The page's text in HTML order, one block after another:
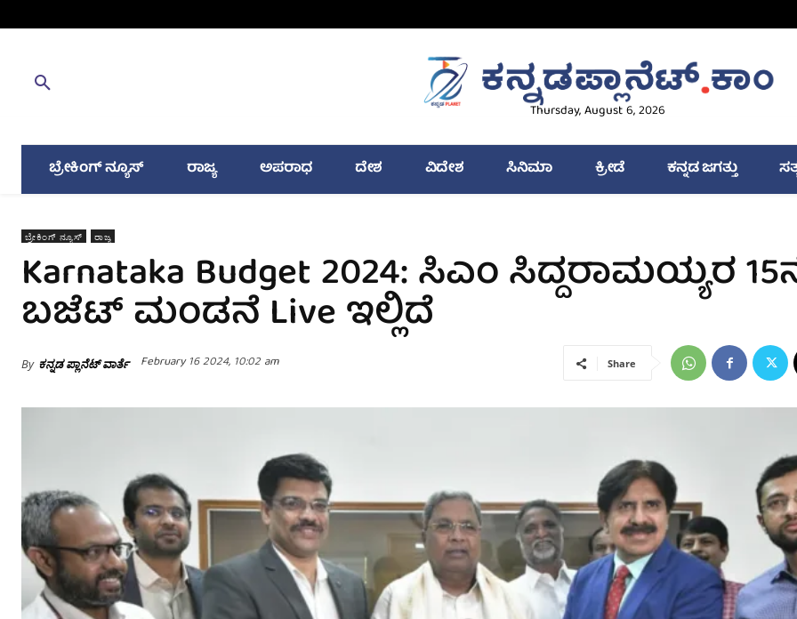
Thursday, August 6, 2026
ಬ್ರೇಕಿಂಗ್ ನ್ಯೂಸ್ ರಾಜ್ಯ ಅಪರಾಧ ದೇಶ ವಿದೇಶ ಸಿನಿಮಾ ಕ್ರೀಡೆ ಕನ್ನಡ ಜಗತ್ತು
ಬ್ರೇಕಿಂಗ್ ನ್ಯೂಸ್ ರಾಜ್ಯ
Karnataka Budget 2024: ಸಿಎಂ ಸಿದ್ದರಾಮಯ್ಯರ
ಬಜೆಟ್ ಮಂಡನೆ Live​ ಇಲ್ಲಿದೆ​
By ಕನ್ನಡ ಪ್ಲಾನೆಟ್ ವಾರ್ತೆ February 16 2024, 10:02 am Share